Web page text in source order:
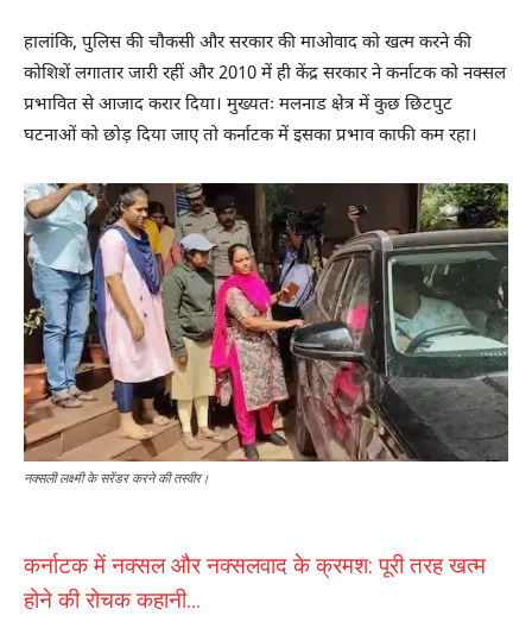
हालांकि, पुलिस की चौकसी और सरकार की माओवाद को खत्म करने की
कोशिशें लगातार जारी रहीं और 2010 में ही केंद्र सरकार ने कर्नाटक को नक्सल
प्रभावित से आजाद करार दिया। मुख्यतः मलनाड क्षेत्र में कुछ छिटपुट
घटनाओं को छोड़ दिया जाए तो कर्नाटक में इसका प्रभाव काफी कम रहा।
नक्सली लक्ष्मी के सरेंडर करने की तस्वीर।
कर्नाटक में नक्सल और नक्सलवाद के क्रमश: पूरी तरह खत्म
होने की रोचक कहानी…